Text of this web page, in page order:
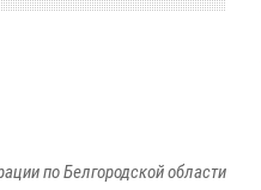
по Белгородской области